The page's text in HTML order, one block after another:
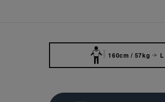
160cm / 57kg L